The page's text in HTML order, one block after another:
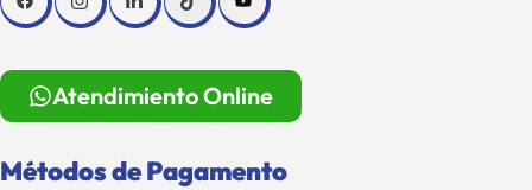
Atendimiento Online
Métodos de Pagamento